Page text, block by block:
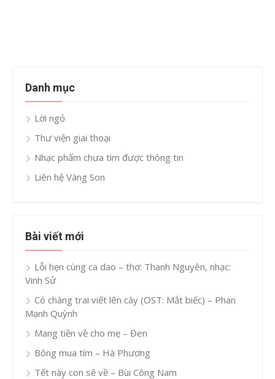
Danh mục
Lời ngỏ
Thư viện giai thoại
Nhạc phẩm chưa tìm được thông tin
Liên hệ Vàng Son
Bài viết mới
Lỗi hẹn cùng ca dao – thơ: Thanh Nguyên, nhạc:
Vinh Sử
Có chàng trai viết lên cây (OST: Mắt biếc) – Phan
Mạnh Quỳnh
Mang tiền về cho mẹ – Đen
Bông mua tím – Hà Phương
Tết này con sẽ về – Bùi Công Nam